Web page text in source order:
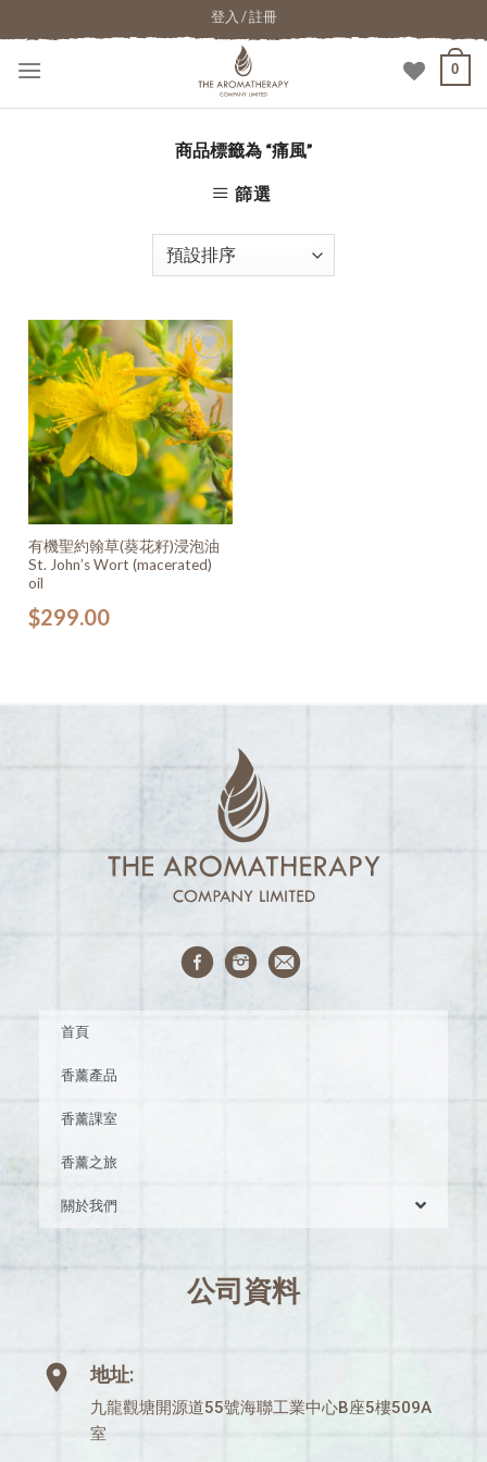
登入 / 註冊
0
商品標籤為 “痛風”
篩選
加入
願望
清單
有機聖約翰草(葵花籽)浸泡油
St. John’s Wort (macerated)
oil
$299.00
首頁
香薰產品
香薰課室
香薰之旅
關於我們
公司資料
地址:
九龍觀塘開源道55號海聯工業中心B座5樓509A
室